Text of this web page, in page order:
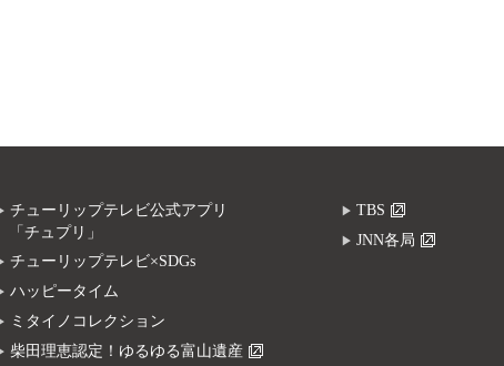
チューリップテレビ公式アプリ
「チュプリ」
チューリップテレビ×SDGs
ハッピータイム
ミタイノコレクション
柴田理恵認定！ゆるゆる富山遺産
TBS
JNN各局